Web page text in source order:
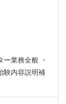
業務全般 ・
験内容説明補